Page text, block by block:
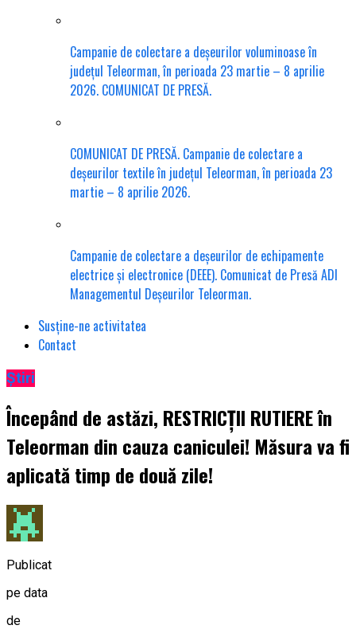
Campanie de colectare a deșeurilor voluminoase în
județul Teleorman, în perioada 23 martie – 8 aprilie
2026. COMUNICAT DE PRESĂ.
COMUNICAT DE PRESĂ. Campanie de colectare a
deșeurilor textile în județul Teleorman, în perioada 23
martie – 8 aprilie 2026.
Campanie de colectare a deșeurilor de echipamente
electrice și electronice (DEEE). Comunicat de Presă ADI
Managementul Deșeurilor Teleorman.
Susține-ne activitatea
Contact
Știri
Începând de astăzi, RESTRICȚII RUTIERE în
Teleorman din cauza caniculei! Măsura va fi
aplicată timp de două zile!
Publicat
pe data
de